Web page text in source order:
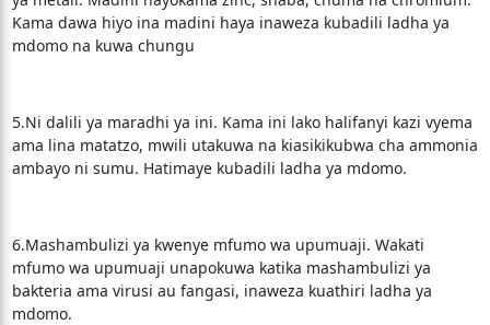
Kama dawa hiyo ina madini haya inaweza kubadili ladha ya
mdomo na kuwa chungu
5.Ni dalili ya maradhi ya ini. Kama ini lako halifanyi kazi vyema
ama lina matatzo, mwili utakuwa na kiasikikubwa cha ammonia
ambayo ni sumu. Hatimaye kubadili ladha ya mdomo.
6.Mashambulizi ya kwenye mfumo wa upumuaji. Wakati
mfumo wa upumuaji unapokuwa katika mashambulizi ya
bakteria ama virusi au fangasi, inaweza kuathiri ladha ya
mdomo.